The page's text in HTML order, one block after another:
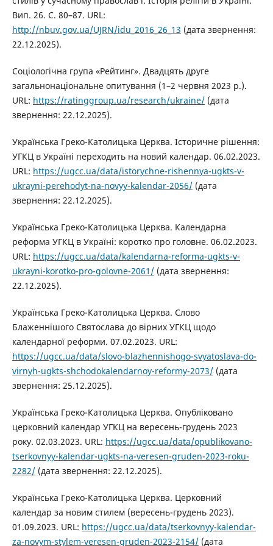
Вип. 26. С. 80–87. URL:
http://nbuv.gov.ua/UJRN/idu_2016_26_13 (дата звернення:
22.12.2025).
Соціологічна група «Рейтинг». Двадцять друге
загальнонаціональне опитування (1–2 червня 2023 р.).
URL: https://ratinggroup.ua/research/ukraine/(дата
звернення: 22.12.2025).
Українська Греко-Католицька Церква. Історичне рішення:
УГКЦ в Україні переходить на новий календар. 06.02.2023.
URL: https://ugcc.ua/data/istorychne-rishennya-ugkts-v-
ukrayni-perehodyt-na-novyy-kalendar-2056/(дата
звернення: 22.12.2025).
Українська Греко-Католицька Церква. Календарна
реформа УГКЦ в Україні: коротко про головне. 06.02.2023.
URL: https://ugcc.ua/data/kalendarna-reforma-ugkts-v-
ukrayni-korotko-pro-golovne-2061/(дата звернення:
22.12.2025).
Українська Греко-Католицька Церква. Слово
Блаженнішого Святослава до вірних УГКЦ щодо
календарної реформи. 07.02.2023. URL:
https://ugcc.ua/data/slovo-blazhennishogo-svyatoslava-do-
virnyh-ugkts-shchodokalendarnoy-reformy-2073/(дата
звернення: 25.12.2025).
Українська Греко-Католицька Церква. Опубліковано
церковний календар УГКЦ на вересень-грудень 2023
року. 02.03.2023. URL: https://ugcc.ua/data/opublikovano-
tserkovnyy-kalendar-ugkts-na-veresen-gruden-2023-roku-
2282/(дата звернення: 22.12.2025).
Українська Греко-Католицька Церква. Церковний
календар за новим стилем (вересень-грудень 2023).
01.09.2023. URL: https://ugcc.ua/data/tserkovnyy-kalendar-
za-novym-stylem-veresen-gruden-2023-2154/(дата